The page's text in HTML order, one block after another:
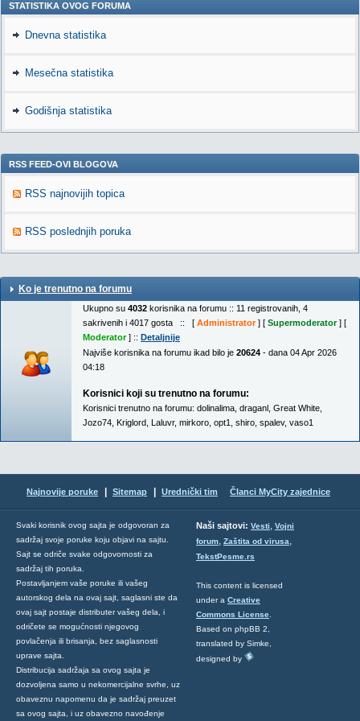
STATISTIKA OVOG FORUMA
Dnevna statistika
Mesečna statistika
Godišnja statistika
RSS FEED-OVI BLOGOVA
RSS najnovijih topica
RSS poslednjih poruka
Ko je trenutno na forumu
Ukupno su 4032 korisnika na forumu :: 11 registrovanih, 4
sakrivenih i 4017 gosta :: [ Administrator] [ Supermoderator] [
Moderator] :: Detaljnije
Najviše korisnika na forumu ikad bilo je 20624 - dana 04 Apr 2026
04:18
Korisnici koji su trenutno na forumu:
Korisnici trenutno na forumu: dolinalima draganl Great White
Jozo74 Kriglord Laluvr, mirkoro opt1 shiro spalev, vaso1
Najnovije poruke Sitemap Urednički tim Članci MyCity zajednice
Svaki korisnik ovog sajta je odgovoran za
sadržaj svoje poruke koju objavi na sajtu.
Sajt se odriče svake odgovornosti za
sadržaj tih poruka.
Postavljanjem vaše poruke ili vašeg
autorskog dela na ovaj sajt, saglasni ste da
ovaj sajt postaje distributer vašeg dela, i
odričete se mogućnosti njegovog
povlačenja ili brisanja, bez saglasnosti
uprave sajta.
Distribucija sadržaja sa ovog sajta je
dozvoljena samo u nekomercijalne svrhe, uz
obaveznu napomenu da je sadržaj preuzet
sa ovog sajta, i uz obavezno navođenje
Naši sajtovi: Vesti, Vojni
forum, Zaštita od virusa,
TekstPesme.rs
This content is licensed
under a Creative
Commons License
Based on phpBB 2,
translated by Simke,
designed by